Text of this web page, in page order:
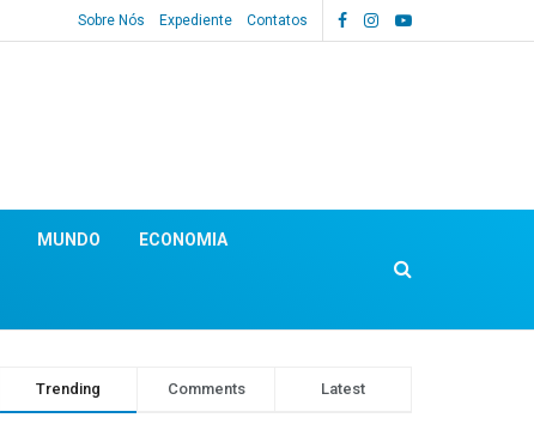
Sobre Nós Expediente Contatos
MUNDO ECONOMIA
Trending Comments Latest